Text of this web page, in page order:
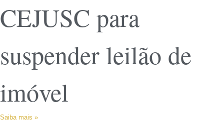
CEJUSC para
suspender leilão de
imóvel
Saiba mais »